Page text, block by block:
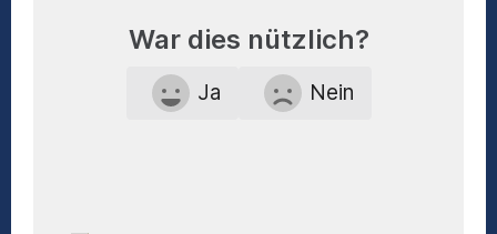
War dies nützlich?
Ja Nein